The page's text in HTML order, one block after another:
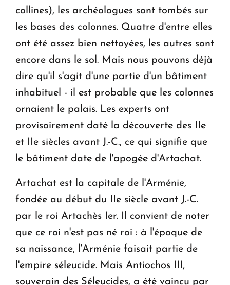
collines), les archéologues sont tombés sur
les bases des colonnes. Quatre d'entre elles
ont été assez bien nettoyées, les autres sont
encore dans le sol. Mais nous pouvons déjà
dire qu'il s'agit d'une partie d'un bâtiment
inhabituel - il est probable que les colonnes
ornaient le palais. Les experts ont
provisoirement daté la découverte des IIe
et IIe siècles avant J.-C., ce qui signifie que
le bâtiment date de l'apogée d'Artachat.
Artachat est la capitale de l'Arménie,
fondée au début du IIe siècle avant J.-C.
par le roi Artachès Ier. Il convient de noter
que ce roi n'est pas né roi : à l'époque de
sa naissance, l'Arménie faisait partie de
l'empire séleucide. Mais Antiochos III,
souverain des Séleucides, a été vaincu par